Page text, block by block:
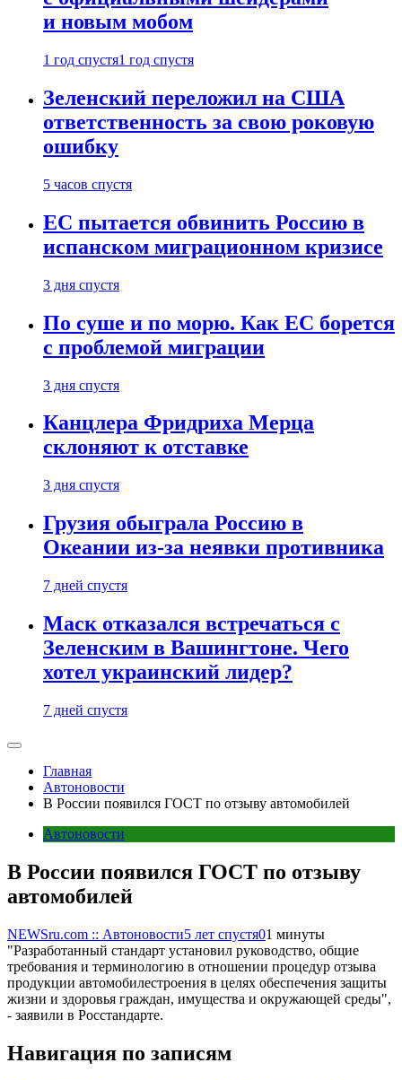
и новым мобом
1 год спустя1 год спустя
Зеленский переложил на США
ответственность за свою роковую
ошибку
5 часов спустя
ЕС пытается обвинить Россию в
испанском миграционном кризисе
3 дня спустя
По суше и по морю. Как ЕС борется
с проблемой миграции
3 дня спустя
Канцлера Фридриха Мерца
склоняют к отставке
3 дня спустя
Грузия обыграла Россию в
Океании из-за неявки противника
7 дней спустя
Маск отказался встречаться с
Зеленским в Вашингтоне. Чего
хотел украинский лидер?
7 дней спустя
Главная
Автоновости
В России появился ГОСТ по отзыву автомобилей
Автоновости
В России появился ГОСТ по отзыву
автомобилей
NEWSru.com :: Автоновости5 лет спустя01 минуты
"Разработанный стандарт установил руководство, общие
требования и терминологию в отношении процедур отзыва
продукции автомобилестроения в целях обеспечения защиты
жизни и здоровья граждан, имущества и окружающей среды",
- заявили в Росстандарте.
Навигация по записям